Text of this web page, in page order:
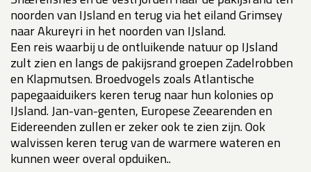
noorden van IJsland en terug via het eiland Grimsey
naar Akureyri in het noorden van IJsland.
Een reis waarbij u de ontluikende natuur op IJsland
zult zien en langs de pakijsrand groepen Zadelrobben
en Klapmutsen. Broedvogels zoals Atlantische
papegaaiduikers keren terug naar hun kolonies op
IJsland. Jan-van-genten, Europese Zeearenden en
Eidereenden zullen er zeker ook te zien zijn. Ook
walvissen keren terug van de warmere wateren en
kunnen weer overal opduiken..